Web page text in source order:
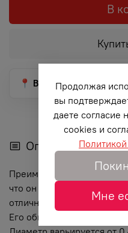
В
📍 Выберите город,
Описание
Преимущество
что он легко повторяет
отличный аксессуар для
Его общая длина
Продолжая
вы
даете согласие
cookies и
Мне